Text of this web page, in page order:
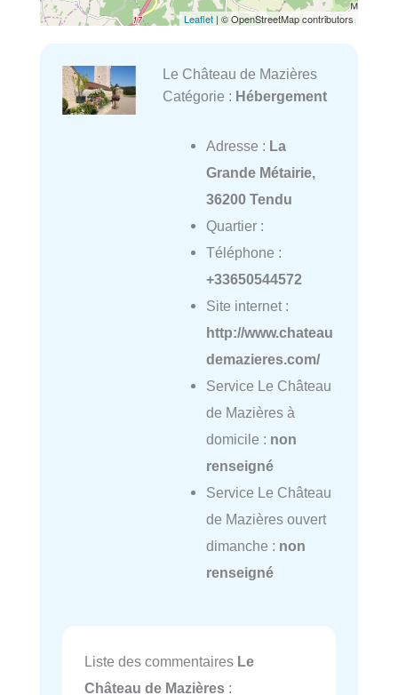
Leaflet | © OpenStreetMap contributors
Le Château de Mazières
Catégorie : Hébergement
Adresse : La
Grande Métairie,
36200 Tendu
Quartier :
Téléphone :
+33650544572
Site internet :
http://www.chateau
demazieres.com/
Service Le Château
de Mazières à
domicile : non
renseigné
Service Le Château
de Mazières ouvert
dimanche : non
renseigné
Liste des commentaires Le
Château de Mazières :